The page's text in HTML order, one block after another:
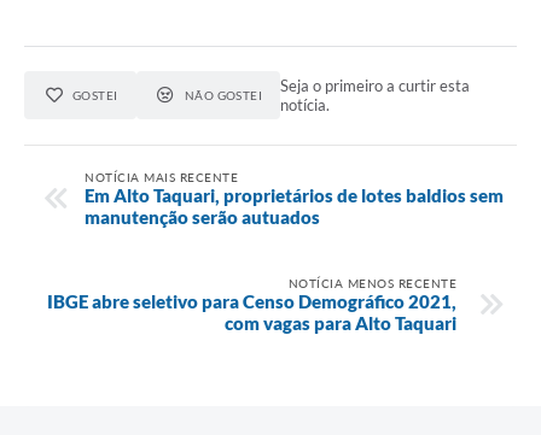
GOSTEI NÃO GOSTEI
Seja o primeiro a curtir esta
notícia.
NOTÍCIA MAIS RECENTE
Em Alto Taquari, proprietários de lotes baldios sem
manutenção serão autuados
NOTÍCIA MENOS RECENTE
IBGE abre seletivo para Censo Demográfico 2021,
com vagas para Alto Taquari